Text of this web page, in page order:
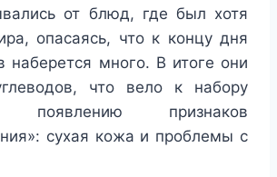
от блюд, где был хотя
опасаясь, что к концу дня
наберется много. В итоге они
что вело к набору
признаков
сухая кожа и проблемы с